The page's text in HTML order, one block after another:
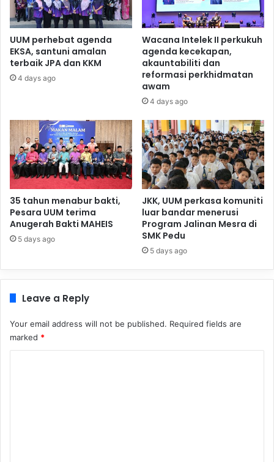
UUM perhebat agenda
EKSA, santuni amalan
terbaik JPA dan KKM
4 days ago
Wacana Intelek II perkukuh
agenda kecekapan,
akauntabiliti dan
reformasi perkhidmatan
awam
4 days ago
35 tahun menabur bakti,
Pesara UUM terima
Anugerah Bakti MAHEIS
5 days ago
JKK, UUM perkasa komuniti
luar bandar menerusi
Program Jalinan Mesra di
SMK Pedu
5 days ago
Leave a Reply
Your email address will not be published. Required fields are
marked *